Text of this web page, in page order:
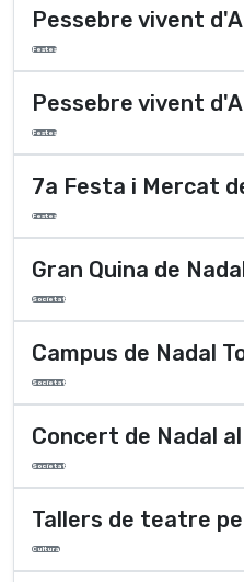
Pessebre vivent
Festes
Pessebre vivent
Festes
7a Festa i Mercat
Festes
Gran Quina de
Societat
Campus de Nadal
Societat
Concert de Nadal
Societat
Tallers de teatre
Cultura